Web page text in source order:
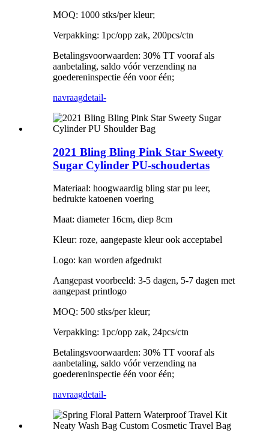
MOQ: 1000 stks/per kleur;
Verpakking: 1pc/opp zak, 200pcs/ctn
Betalingsvoorwaarden: 30% TT vooraf als
aanbetaling, saldo vóór verzending na
goedereninspectie één voor één;
navraagdetail-
2021 Bling Bling Pink Star Sweety
Sugar Cylinder PU-schoudertas
Materiaal: hoogwaardig bling star pu leer,
bedrukte katoenen voering
Maat: diameter 16cm, diep 8cm
Kleur: roze, aangepaste kleur ook acceptabel
Logo: kan worden afgedrukt
Aangepast voorbeeld: 3-5 dagen, 5-7 dagen met
aangepast printlogo
MOQ: 500 stks/per kleur;
Verpakking: 1pc/opp zak, 24pcs/ctn
Betalingsvoorwaarden: 30% TT vooraf als
aanbetaling, saldo vóór verzending na
goedereninspectie één voor één;
navraagdetail-